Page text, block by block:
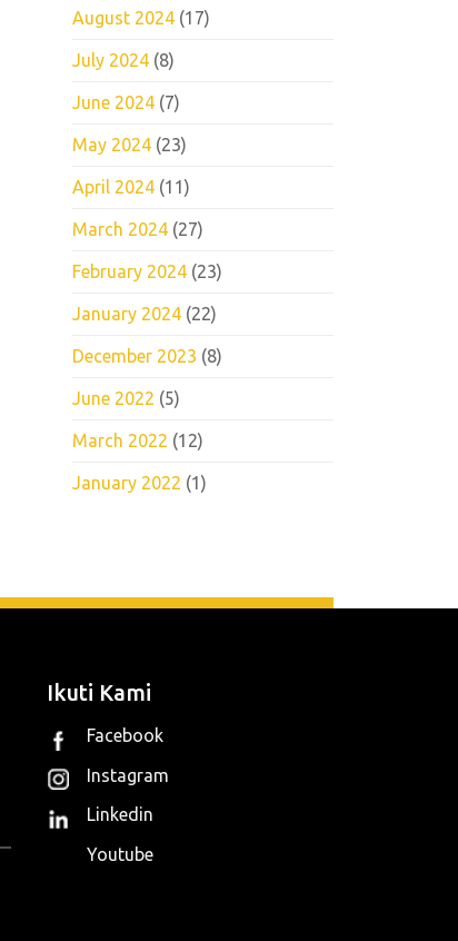
August 2024 (17)
July 2024 (8)
June 2024 (7)
May 2024 (23)
April 2024 (11)
March 2024 (27)
February 2024 (23)
January 2024 (22)
December 2023 (8)
June 2022 (5)
March 2022 (12)
January 2022 (1)
Ikuti Kami
Facebook
Instagram
Linkedin
Youtube